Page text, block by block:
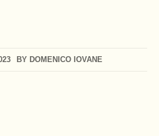
BY DOMENICO IOVANE